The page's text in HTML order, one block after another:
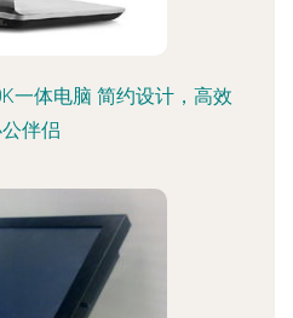
一体电脑 简约设计，高效
伴侣